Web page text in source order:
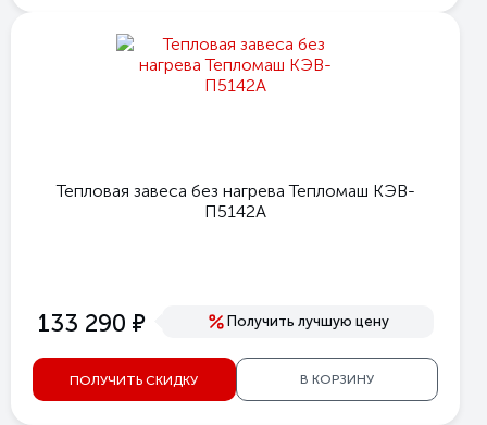
Тепловая завеса без нагрева Тепломаш КЭВ-
П5142А
133 290 е Получить лучшую цену
ПОЛУЧИТЬ СКИДКУ В КОРЗИНУ